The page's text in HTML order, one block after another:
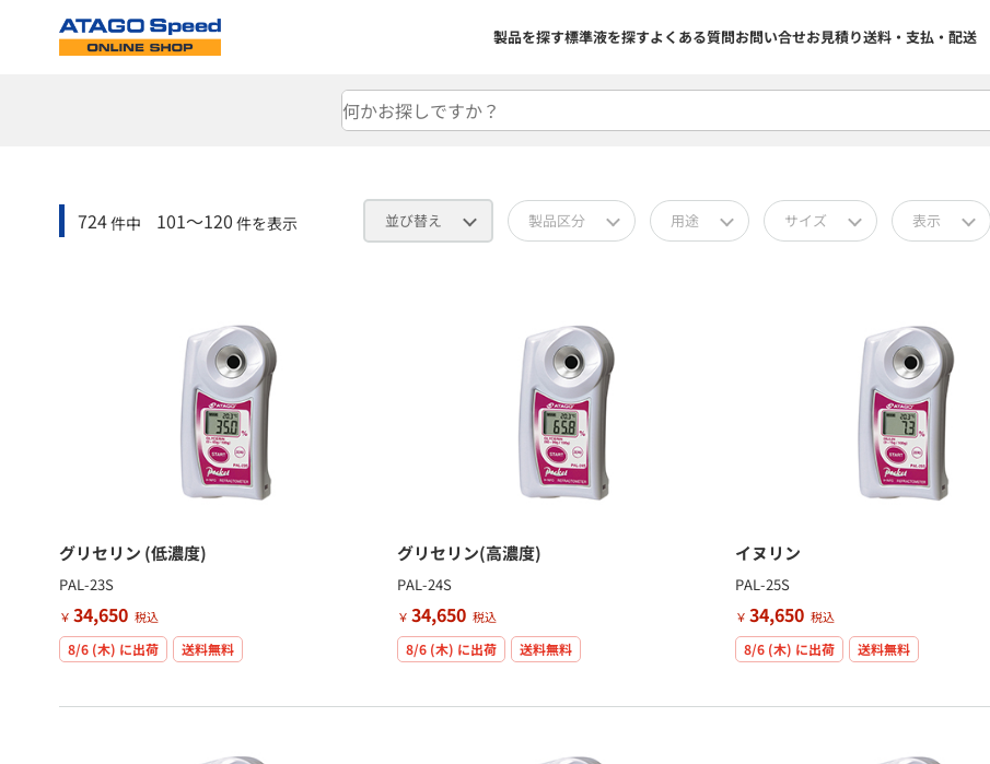
製品を探す標準液を探すよくある質問お問い合せお見積り送料・支払・配送
724件中 101～120 件を表示 並び替え 製品区分 用途 サイズ 表示
グリセリン (低濃度)
PAL-23S
￥ 34,650 税込
8/6 (木) に出荷 送料無料
グリセリン(高濃度)
PAL-24S
￥ 34,650 税込
8/6 (木) に出荷 送料無料
イヌリン
PAL-25S
￥ 34,650 税込
8/6 (木) に出荷 送料無料